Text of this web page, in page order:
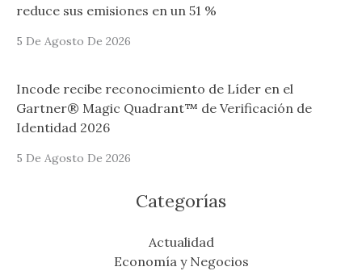
reduce sus emisiones en un 51 %
5 De Agosto De 2026
Incode recibe reconocimiento de Líder en el
Gartner® Magic Quadrant™ de Verificación de
Identidad 2026
5 De Agosto De 2026
Categorías
Actualidad
Economía y Negocios